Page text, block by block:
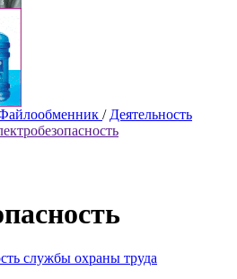
/ Деятельность
службы охраны труда